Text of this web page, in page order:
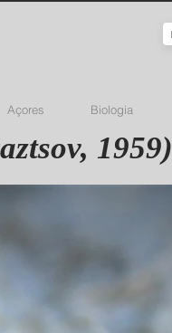
Açores Biologia
1959)